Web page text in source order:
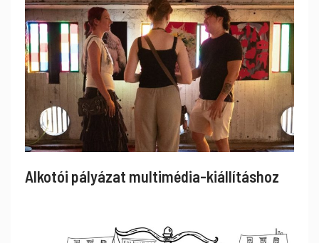
Alkotói pályázat multimédia-kiállításhoz